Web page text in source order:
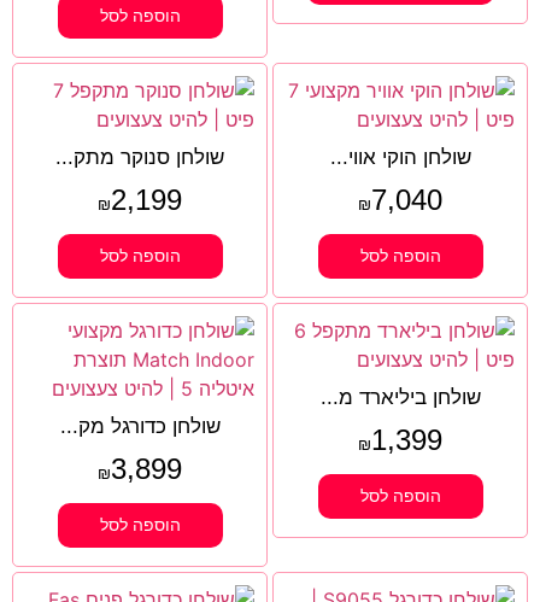
הוספה לסל
שולחן הוקי אווי...
₪7,040
הוספה לסל
שולחן סנוקר מתק...
₪2,199
הוספה לסל
שולחן ביליארד מ...
₪1,399
הוספה לסל
שולחן כדורגל מק...
₪3,899
הוספה לסל